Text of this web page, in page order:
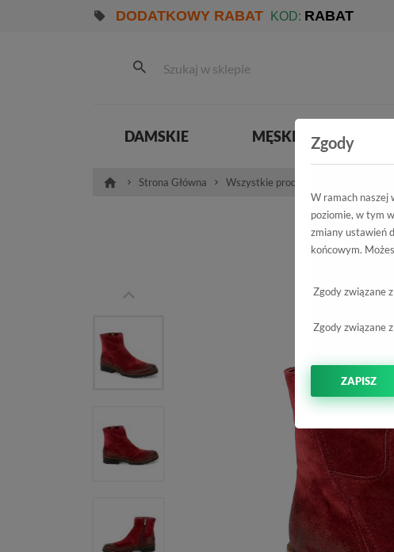
DODATKOWY RABAT KOD: RABAT
DAMSKIE MĘSKIE
Strona Główna Wszystkie produkty
FW190-
-
Zgody
W ramach naszej
poziomie, w tym
zmiany ustawień
końcowym.
Zgody związane
Zgody związane
ZAPISZ